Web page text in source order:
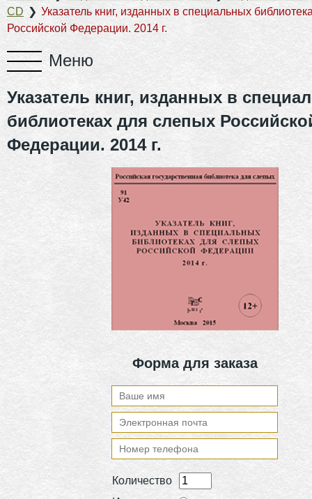
CD ❯ Указатель книг, изданных в специальных
Российской Федерации. 2014 г.
Указатель книг, изданных в
библиотеках для слепых
Федерации. 2014 г.
Форма для заказа
Количество